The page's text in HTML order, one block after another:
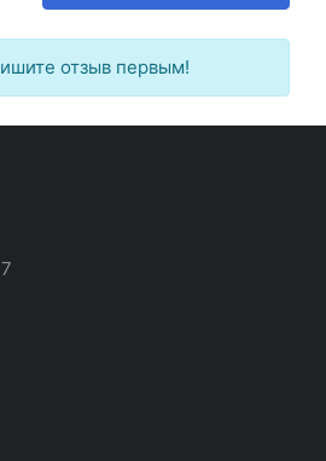
отзыв первым!